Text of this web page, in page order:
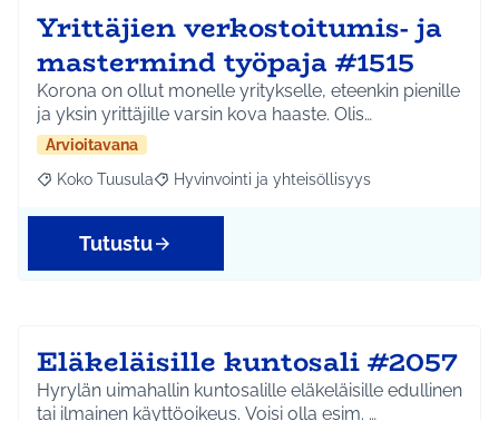
Yrittäjien verkostoitumis- ja
mastermind työpaja #1515
Korona on ollut monelle yritykselle, eteenkin pienille
ja yksin yrittäjille varsin kova haaste. Olis…
Arvioitavana
Rajaa tulokset aihepiirin mukaan: Koko Tuusula
Koko Tuusula Rajaa tulokset teeman mukaan: Hyvinvointi ja
Hyvinvointi ja yhteisöllisyys
Tutustu
Eläkeläisille kuntosali #2057
Hyrylän uimahallin kuntosalille eläkeläisille edullinen
tai ilmainen käyttöoikeus. Voisi olla esim. …